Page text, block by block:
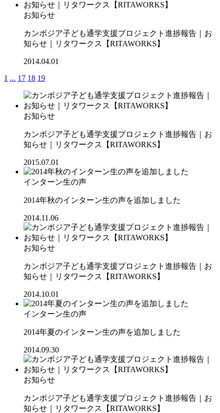
お知らせ
カンボジア子ども通学支援プロジェクト進捗報告｜お
知らせ｜リタワークス【RITAWORKS】
2014.04.01
1 ... 17 18 19
お知らせ
カンボジア子ども通学支援プロジェクト進捗報告｜お
知らせ｜リタワークス【RITAWORKS】
2015.07.01
インターン生の声
2014年秋のインターン生の声を追加しました
2014.11.06
お知らせ
カンボジア子ども通学支援プロジェクト進捗報告｜お
知らせ｜リタワークス【RITAWORKS】
2014.10.01
インターン生の声
2014年夏のインターン生の声を追加しました
2014.09.30
お知らせ
カンボジア子ども通学支援プロジェクト進捗報告｜お
知らせ｜リタワークス【RITAWORKS】